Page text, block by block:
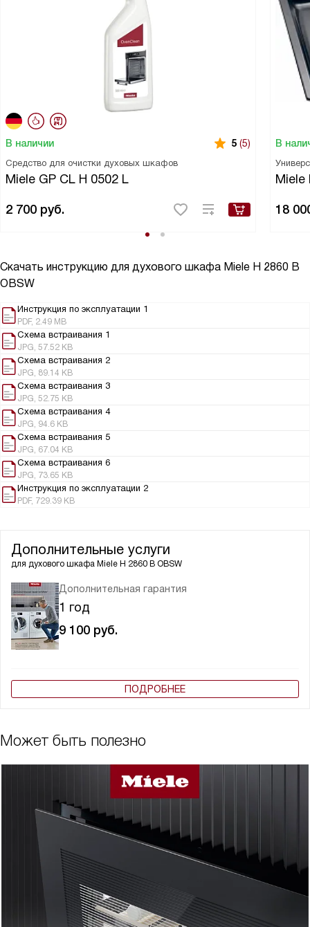
В наличии 5 (5)
Средство для очистки духовых шкафов
Miele GP CL H 0502 L
2 700 руб.
В
Miele
18
Скачать инструкцию для духового шкафа Miele H 2860 B
OBSW
Инструкция по эксплуатации 1
PDF, 2.49 MB
Схема встраивания 1
JPG, 57.52 KB
Схема встраивания 2
JPG, 89.14 KB
Схема встраивания 3
JPG, 52.75 KB
Схема встраивания 4
JPG, 94.6 KB
Схема встраивания 5
JPG, 67.04 KB
Схема встраивания 6
JPG, 73.65 KB
Инструкция по эксплуатации 2
PDF, 729.39 KB
Дополнительные услуги
для духового шкафа Miele H 2860 B OBSW
Дополнительная гарантия
1 год
9 100 руб.
ПОДРОБНЕЕ
Может быть полезно